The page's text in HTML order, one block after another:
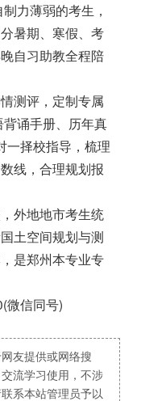
力薄弱的考生，
暑期、寒假、考
自习助教全程陪
测评，定制专属
诵手册、历年真
一择校指导，梳理
线，合理规划报
外地地市考生统
土空间规划与测
是郑州本专业专
信同号)
友提供或网络搜
流学习使用，不涉
系本站管理员予以